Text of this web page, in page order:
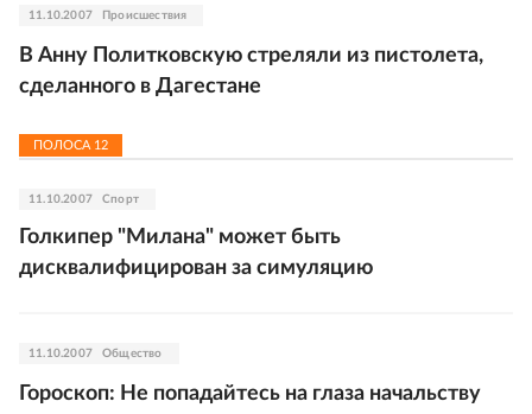
11.10.2007 Происшествия
В Анну Политковскую стреляли из пистолета,
сделанного в Дагестане
ПОЛОСА 12
11.10.2007 Спорт
Голкипер "Милана" может быть
дисквалифицирован за симуляцию
11.10.2007 Общество
Гороскоп: Не попадайтесь на глаза начальству